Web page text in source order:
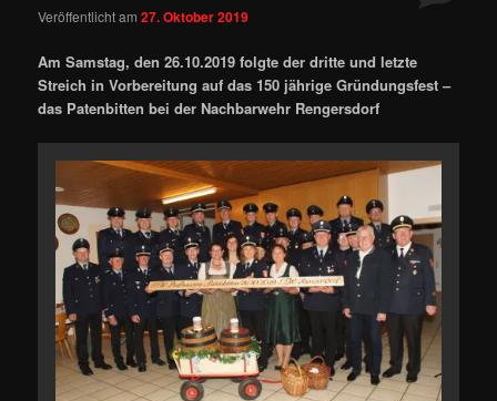
Veröffentlicht am27. Oktober 2019
Am Samstag, den 26.10.2019 folgte der dritte und letzte
Streich in Vorbereitung auf das 150 jährige Gründungsfest –
das Patenbitten bei der Nachbarwehr Rengersdorf